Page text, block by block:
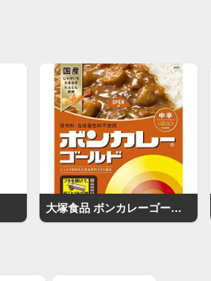
大塚食品 ボンカレーゴールド中辛